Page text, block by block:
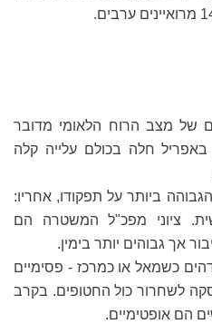
של מצב הרוח הלאומי מדובר
באפריל חלה בכולם עלייה קלה
ביותר על תפקודו, אחריו:
ציוני מפכ"ל המשטרה הם
אך גבוהים יותר בימין.
כשמאל או כמרכז - פסימיים
לשחרור כול החטופים. בקרב
הם אופטימיים.